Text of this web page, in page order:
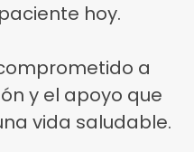
hoy.
a
y el apoyo que
vida saludable.